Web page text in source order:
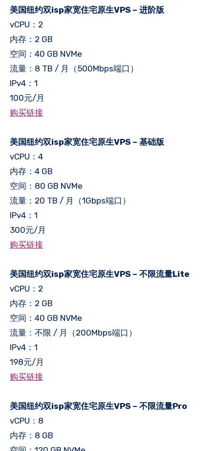
美国纽约双isp家宽住宅原生VPS – 进阶版
vCPU：2
内存：2 GB
空间：40 GB NVMe
流量：8 TB / 月（500Mbps端口）
IPv4：1
100元/月
购买链接
美国纽约双isp家宽住宅原生VPS – 基础版
vCPU：4
内存：4 GB
空间：80 GB NVMe
流量：20 TB / 月（1Gbps端口）
IPv4：1
300元/月
购买链接
美国纽约双isp家宽住宅原生VPS – 不限流量Lite
vCPU：2
内存：2 GB
空间：40 GB NVMe
流量：不限 / 月（200Mbps端口）
IPv4：1
198元/月
购买链接
美国纽约双isp家宽住宅原生VPS – 不限流量Pro
vCPU：8
内存：8 GB